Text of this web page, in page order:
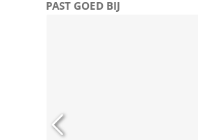
Productgalerij overslaan
PAST GOED BIJ